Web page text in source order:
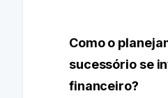
Como o
sucessório se
financeiro?